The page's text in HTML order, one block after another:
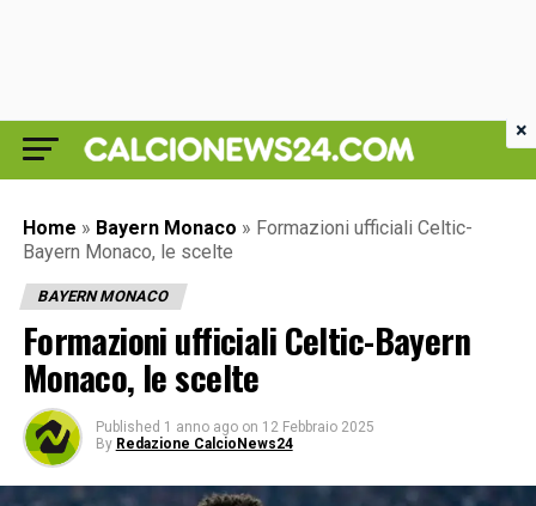
Home » Bayern Monaco » Formazioni ufficiali Celtic-
Bayern Monaco, le scelte
BAYERN MONACO
Formazioni ufficiali Celtic-Bayern
Monaco, le scelte
Published 1 anno ago on 12 Febbraio 2025
By Redazione CalcioNews24
×